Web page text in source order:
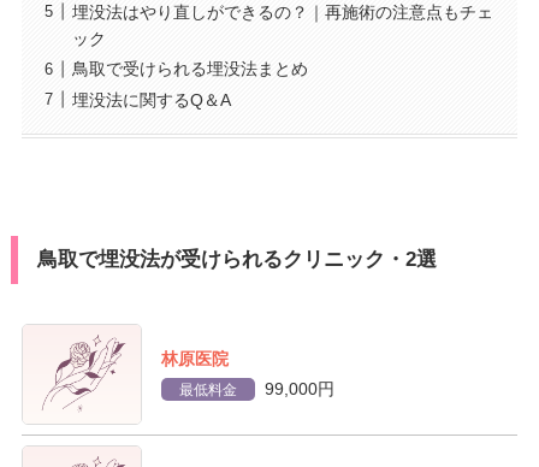
埋没法はやり直しができるの？｜再施術の注意点もチェ
ック
鳥取で受けられる埋没法まとめ
埋没法に関するQ＆A
鳥取で埋没法が受けられるクリニック・2選
林原医院
最低料金 99,000円